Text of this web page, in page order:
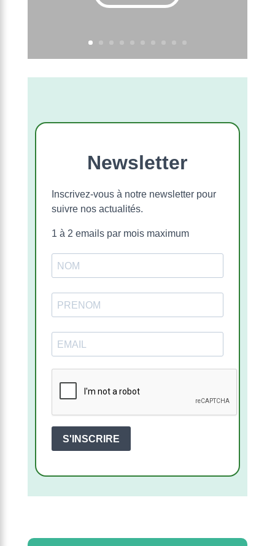
Newsletter
Inscrivez-vous à notre newsletter pour
suivre nos actualités.
1 à 2 emails par mois maximum
S'INSCRIRE